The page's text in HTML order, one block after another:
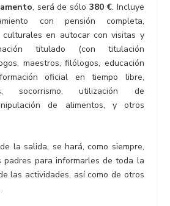
, será de sólo380 €. Incluye
con pensión completa,
culturales en autocar con visitas y
titulado (con titulación
maestros, filólogos, educación
oficial en tiempo libre,
socorrismo, utilización de
de alimentos, y otros
la salida, se hará, como siempre,
padres para informarles de toda la
las actividades, así como de otros